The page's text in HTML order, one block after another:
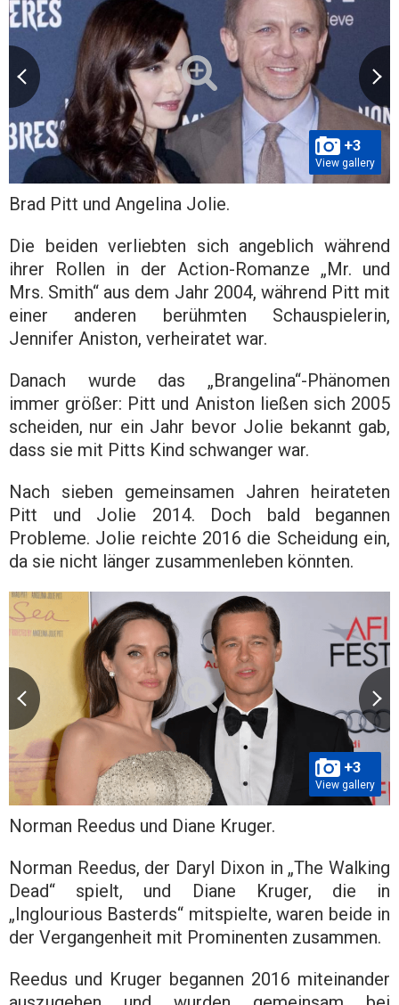
+3
View gallery
Brad Pitt und Angelina Jolie.
Die beiden verliebten sich angeblich während
ihrer Rollen in der Action-Romanze „Mr. und
Mrs. Smith“ aus dem Jahr 2004, während Pitt mit
einer anderen berühmten Schauspielerin,
Jennifer Aniston, verheiratet war.
Danach wurde das „Brangelina“-Phänomen
immer größer: Pitt und Aniston ließen sich 2005
scheiden, nur ein Jahr bevor Jolie bekannt gab,
dass sie mit Pitts Kind schwanger war.
Nach sieben gemeinsamen Jahren heirateten
Pitt und Jolie 2014. Doch bald begannen
Probleme. Jolie reichte 2016 die Scheidung ein,
da sie nicht länger zusammenleben könnten.
+3
View gallery
Norman Reedus und Diane Kruger.
Norman Reedus, der Daryl Dixon in „The Walking
Dead“ spielt, und Diane Kruger, die in
„Inglourious Basterds“ mitspielte, waren beide in
der Vergangenheit mit Prominenten zusammen.
Reedus und Kruger begannen 2016 miteinander